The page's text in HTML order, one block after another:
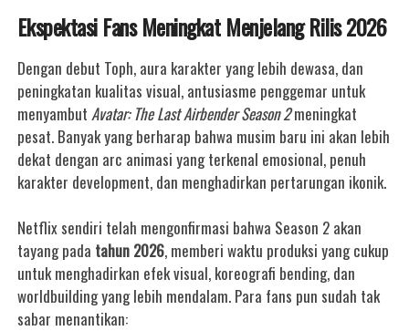
Ekspektasi Fans Meningkat Menjelang Rilis 2026
Dengan debut Toph, aura karakter yang lebih dewasa, dan
peningkatan kualitas visual, antusiasme penggemar untuk
menyambutAvatar: The Last Airbender Season 2meningkat
pesat. Banyak yang berharap bahwa musim baru ini akan lebih
dekat dengan arc animasi yang terkenal emosional, penuh
karakter development, dan menghadirkan pertarungan ikonik.
Netflix sendiri telah mengonfirmasi bahwa Season 2 akan
tayang pada tahun 2026, memberi waktu produksi yang cukup
untuk menghadirkan efek visual, koreografi bending, dan
worldbuilding yang lebih mendalam. Para fans pun sudah tak
sabar menantikan: